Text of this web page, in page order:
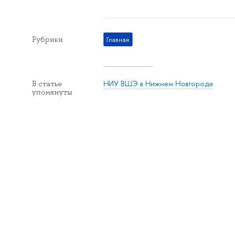
Рубрики Главная
В статье
упомянуты
НИУ ВШЭ в Нижнем Новгороде